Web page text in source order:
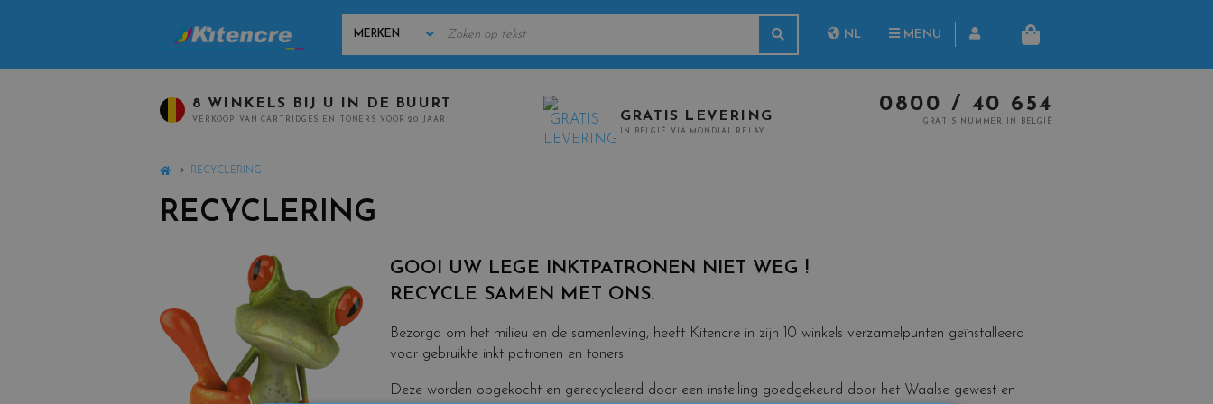
NL MENU
MANDJE
8 WINKELS BIJ U IN DE BUURT
VERKOOP VAN CARTRIDGES EN TONERS VOOR 20 JAAR GRATIS LEVERING
IN BELGIË VIA MONDIAL RELAY
0800 / 40 654
GRATIS NUMMER IN BELGIË
HOMERECYCLERING
RECYCLERING
GOOI UW LEGE INKTPATRONEN NIET WEG !
RECYCLE SAMEN MET ONS.
Bezorgd om het milieu en de samenleving, heeft Kitencre in zijn 10 winkels verzamelpunten geïnstalleerd
voor gebruikte inkt patronen en toners.
Deze worden opgekocht en gerecycleerd door een instelling goedgekeurd door het Waalse gewest en